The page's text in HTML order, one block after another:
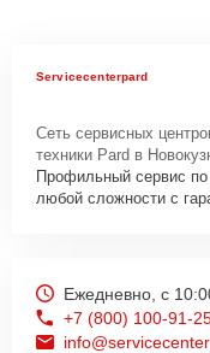
Servicecenterpard
Сеть сервисных
техники Pard в
Профильный сервис по
любой сложности с
Ежедневно, с
+7 (800) 100-91-